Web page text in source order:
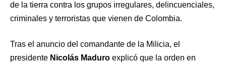
de la tierra contra los grupos irregulares, delincuenciales,
criminales y terroristas que vienen de Colombia.
Tras el anuncio del comandante de la Milicia, el
presidente Nicolás Maduro explicó que la orden en